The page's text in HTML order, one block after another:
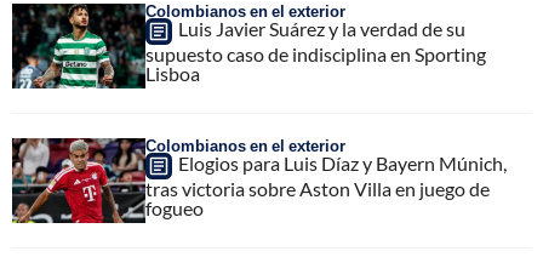
Colombianos en el exterior
Luis Javier Suárez y la verdad de su
supuesto caso de indisciplina en Sporting
Lisboa
Colombianos en el exterior
Elogios para Luis Díaz y Bayern Múnich,
tras victoria sobre Aston Villa en juego de
fogueo